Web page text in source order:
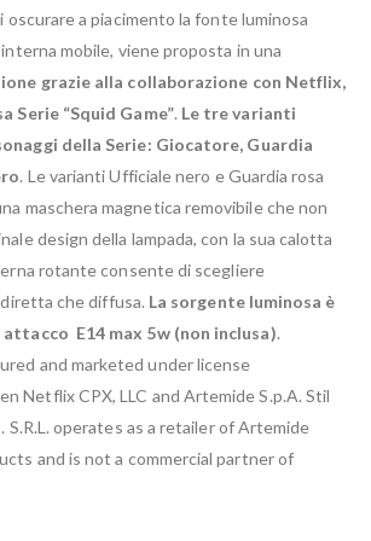
a piacimento la fonte luminosa
mobile, viene proposta in una
grazie alla collaborazione con Netflix,
Serie “Squid Game”. Le tre varianti
della Serie: Giocatore, Guardia
. Le varianti Ufficiale nero e Guardia rosa
maschera magnetica removibile che non
design della lampada, con la sua calotta
rotante consente di scegliere
diretta che diffusa. La sorgente luminosa è
E14 max 5w (non inclusa).
and marketed under license
Netflix CPX, LLC and Artemide S.p.A. Stil
S.R.L. operates as a retailer of Artemide
and is not a commercial partner of